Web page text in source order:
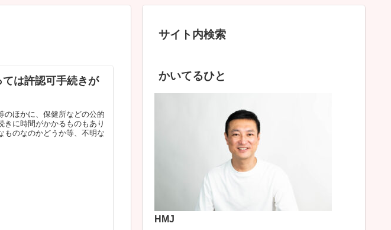
は許認可手続きが
のほかに、保健所などの公的
きに時間がかかるものもあり
ものなのかどうか等、不明な
サイト内検索
かいてるひと
HMJ